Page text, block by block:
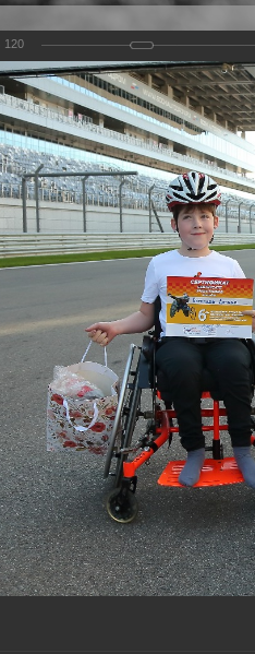
Версия для
Новости
Wheelchair Half
120